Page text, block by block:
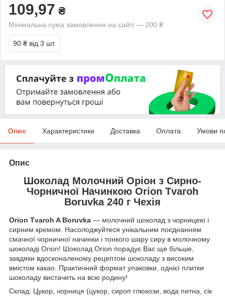
109,97 ₴
Мінімальна сума замовлення на сайті — 200 ₴
90 ₴ від 3 шт.
Опис Характеристики Доставка Оплата Умови
Опис
Шоколад Молочний Оріон з Сирно-
Чорничної Начинкою Orion Tvaroh
Boruvka 240 г Чехія
Orion Tvaroh A Boruvka ― молочний шоколад з чорницею і
сирним кремом. Насолоджуйтеся унікальним поєднанням
смачної чорничної начинки і тонкого шару сиру в молочному
шоколаді Orion! Шоколад Orion порадує Вас ще більше,
завдяки вдосконаленому рецептом шоколаду з високим
вмістом какао. Практичний формат упаковки, однієї плитки
шоколаду вистачить на всю родину!
Склад: Цукор, чорниця (цукор, сироп глюкози, вода питна, сік